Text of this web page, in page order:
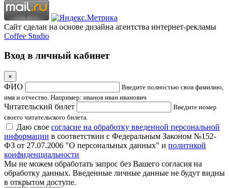
Сайт сделан на основе дизайна агентства интернет-рекламы
Coffee Studio
Вход в личный кабинет
×
ФИО
Введите полностью свои фамилию,
имя и отчество. Например: иванов иван иванович
Читательский билет
Введите номер
своего читательского билета.
Даю свое согласие на обработку введенной персональной
информации в соответствии с Федеральным Законом №152-
ФЗ от 27.07.2006 "О персональных данных" и политикой
конфиденциальности
Мы не можем обработать запрос без Вашего согласия на
обработку данных. Введенные личные данные не будут видны
в открытом доступе.